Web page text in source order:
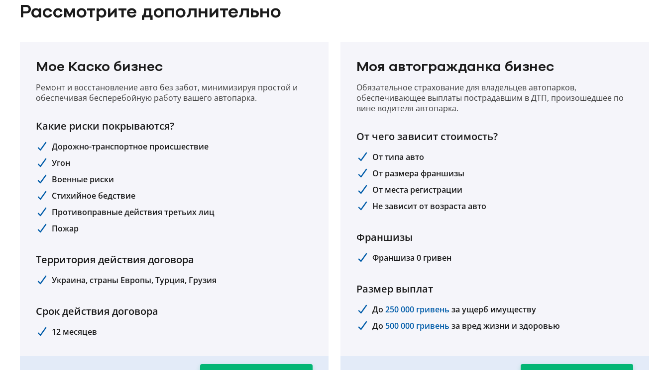
Рассмотрите дополнительно
Мое Каско бизнес
Ремонт и восстановление авто без забот, минимизируя простой и
обеспечивая бесперебойную работу вашего автопарка.
Какие риски покрываются?
Дорожно-транспортное происшествие
Угон
Военные риски
Стихийное бедствие
Противоправные действия третьих лиц
Пожар
Территория действия договора
Украина, страны Европы, Турция, Грузия
Срок действия договора
12 месяцев
Моя автогражданка бизнес
Обязательное страхование для владельцев автопарков,
обеспечивающее выплаты пострадавшим в ДТП, произошедшее по
вине водителя автопарка.
От чего зависит стоимость?
От типа авто
От размера франшизы
От места регистрации
Не зависит от возраста авто
Франшизы
Франшиза 0 гривен
Размер выплат
До 250 000 гривень за ущерб имуществу
До 500 000 гривень за вред жизни и здоровью